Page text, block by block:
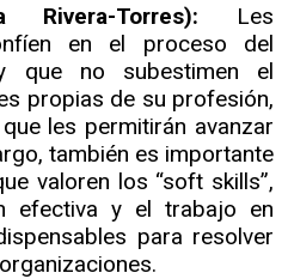
Rivera-Torres): Les
en el proceso del
que no subestimen el
propias de su profesión,
les permitirán avanzar
también es importante
valoren los “soft skills”,
efectiva y el trabajo en
para resolver